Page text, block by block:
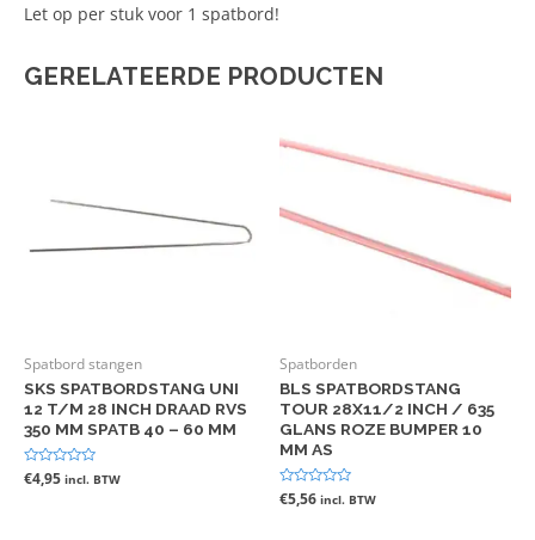
Let op per stuk voor 1 spatbord!
GERELATEERDE PRODUCTEN
Spatbord stangen
SKS SPATBORDSTANG UNI
12 T/M 28 INCH DRAAD RVS
350 MM SPATB 40 – 60 MM
Gewaardeerd
0
€4,95 incl. BTW
Spatborden
BLS SPATBORDSTANG
TOUR 28X11/2 INCH / 635
GLANS ROZE BUMPER 10
MM AS
Gewaardeerd
0
€5,56 incl. BTW